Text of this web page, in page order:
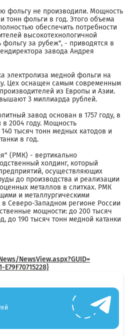
фольгу не производили. Мощность
тонн фольги в год. Этого объема
обеспечить потребности
высокотехнологичной
фольгу за рубеж", - приводятся в
завода Андрея
электролиза медной фольги на
Цех оснащен самым современным
из Европы и Азии.
3 миллиарда рублей.
завод основан в 1757 году, в
2004 году. Мощность
тысяч тонн медных катодов и
в год.
(РМК) - вертикально
холдинг, который
осуществляющих
до производства и реализации
металлов в слитках. РМК
и металлургическими
Северо-Западном регионе России
мощности: до 200 тысяч
до 190 тысяч тонн медной катанки
NewsView.aspx?GUID=
E79F70715228}